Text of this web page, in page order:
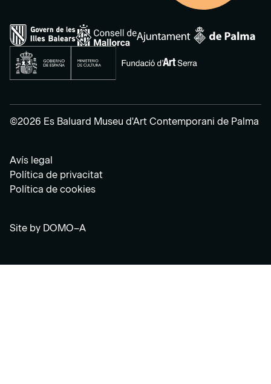
©2026 Es Baluard Museu d'Art Contemporani de Palma
Avís legal
Política de privacitat
Política de cookies
Site by DOMO–A